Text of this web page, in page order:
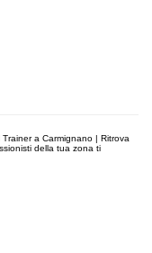
a Carmignano | Ritrova
della tua zona ti